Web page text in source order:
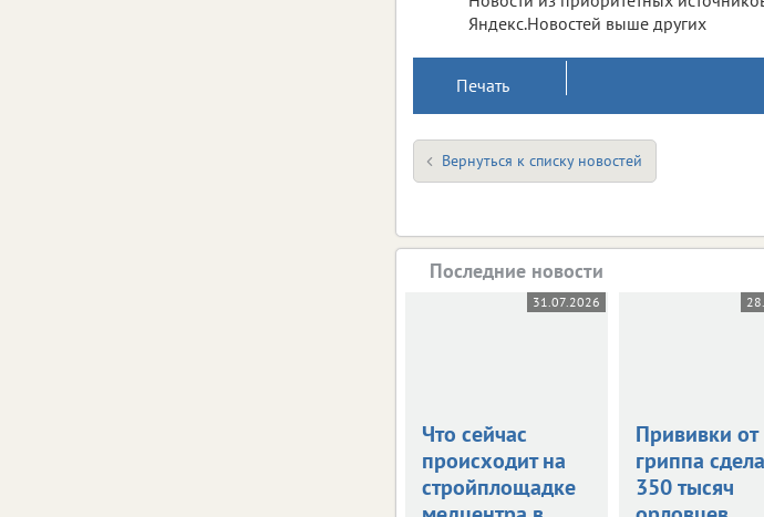
Яндекс.Новостей выше других
Печать
Вернуться к списку новостей
Последние новости
31.07.2026
Что сейчас
происходит на
стройплощадке
Прививки от
гриппа
350 тысяч